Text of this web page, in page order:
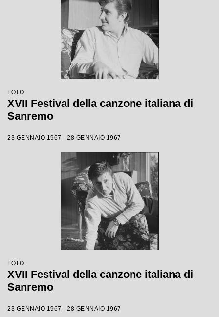
FOTO
XVII Festival della canzone italiana di
Sanremo
23 GENNAIO 1967 - 28 GENNAIO 1967
FOTO
XVII Festival della canzone italiana di
Sanremo
23 GENNAIO 1967 - 28 GENNAIO 1967